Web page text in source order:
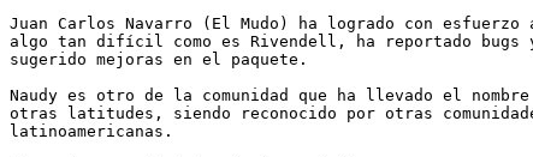
Juan Carlos Navarro (El Mudo) ha logrado con esfuerzo
algo tan difícil como es Rivendell, ha reportado bugs
sugerido mejoras en el paquete.
Naudy es otro de la comunidad que ha llevado el
otras latitudes, siendo reconocido por otras
latinoamericanas.